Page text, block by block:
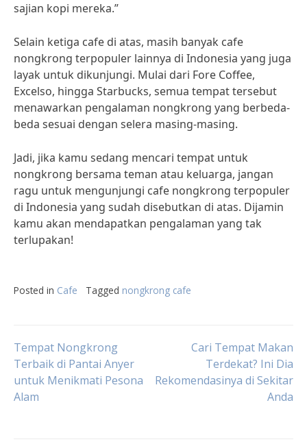
sajian kopi mereka.”
Selain ketiga cafe di atas, masih banyak cafe
nongkrong terpopuler lainnya di Indonesia yang juga
layak untuk dikunjungi. Mulai dari Fore Coffee,
Excelso, hingga Starbucks, semua tempat tersebut
menawarkan pengalaman nongkrong yang berbeda-
beda sesuai dengan selera masing-masing.
Jadi, jika kamu sedang mencari tempat untuk
nongkrong bersama teman atau keluarga, jangan
ragu untuk mengunjungi cafe nongkrong terpopuler
di Indonesia yang sudah disebutkan di atas. Dijamin
kamu akan mendapatkan pengalaman yang tak
terlupakan!
Posted in Cafe Tagged nongkrong cafe
Post
navigation
Tempat Nongkrong
Terbaik di Pantai Anyer
untuk Menikmati Pesona
Alam
Cari Tempat Makan
Terdekat? Ini Dia
Rekomendasinya di Sekitar
Anda